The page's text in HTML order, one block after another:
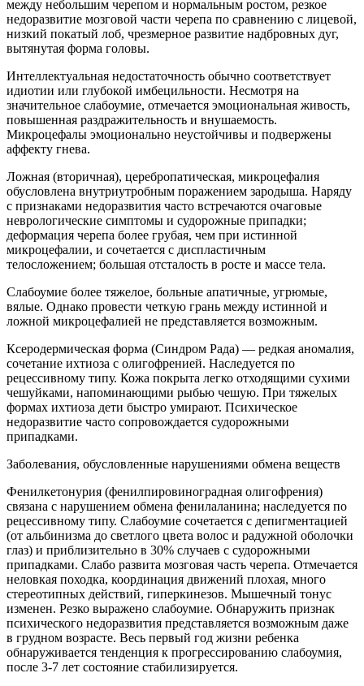
между небольшим черепом и нормальным ростом, резкое
недоразвитие мозговой части черепа по сравнению с лицевой,
низкий покатый лоб, чрезмерное развитие надбровных дуг,
вытянутая форма головы.
Интеллектуальная недостаточность обычно соответствует
идиотии или глубокой имбецильности. Несмотря на
значительное слабоумие, отмечается эмоциональная живость,
повышенная раздражительность и внушаемость.
Микроцефалы эмоционально неустойчивы и подвержены
аффекту гнева.
Ложная (вторичная), церебропатическая, микроцефалия
обусловлена внутриутробным поражением зародыша. Наряду
с признаками недоразвития часто встречаются очаговые
неврологические симптомы и судорожные припадки;
деформация черепа более грубая, чем при истинной
микроцефалии, и сочетается с диспластичным
телосложением; большая отсталость в росте и массе тела.
Слабоумие более тяжелое, больные апатичные, угрюмые,
вялые. Однако провести четкую грань между истинной и
ложной микроцефалией не представляется возможным.
Ксеродермическая форма (Синдром Рада) — редкая аномалия,
сочетание ихтиоза с олигофренией. Наследуется по
рецессивному типу. Кожа покрыта легко отходящими сухими
чешуйками, напоминающими рыбью чешую. При тяжелых
формах ихтиоза дети быстро умирают. Психическое
недоразвитие часто сопровождается судорожными
припадками.
Заболевания, обусловленные нарушениями обмена веществ
Фенилкетонурия (фенилпировиноградная олигофрения)
связана с нарушением обмена фенилаланина; наследуется по
рецессивному типу. Слабоумие сочетается с депигментацией
(от альбинизма до светлого цвета волос и радужной оболочки
глаз) и приблизительно в 30% случаев с судорожными
припадками. Слабо развита мозговая часть черепа. Отмечается
неловкая походка, координация движений плохая, много
стереотипных действий, гиперкинезов. Мышечный тонус
изменен. Резко выражено слабоумие. Обнаружить признак
психического недоразвития представляется возможным даже
в грудном возрасте. Весь первый год жизни ребенка
обнаруживается тенденция к прогрессированию слабоумия,
после 3-7 лет состояние стабилизируется.